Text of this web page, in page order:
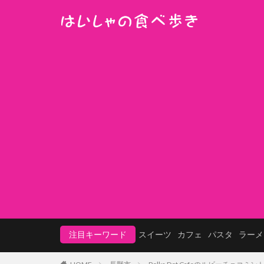
注目キーワード スイーツ カフェ パスタ ラー